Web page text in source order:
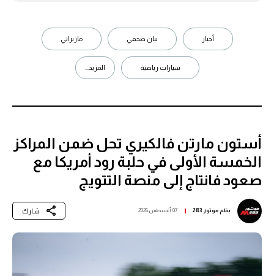
أخبار بيان صحفي مازيراتي
سيارات رياضية المزيد...
أستون مارتن فالكيري تحل ضمن المراكز
الخمسة الأولى في حلبة رود أمريكا مع
صعود فانتاج إلى منصة التتويج
بقلمموتور 283 07 أغسطس 2026 شارك